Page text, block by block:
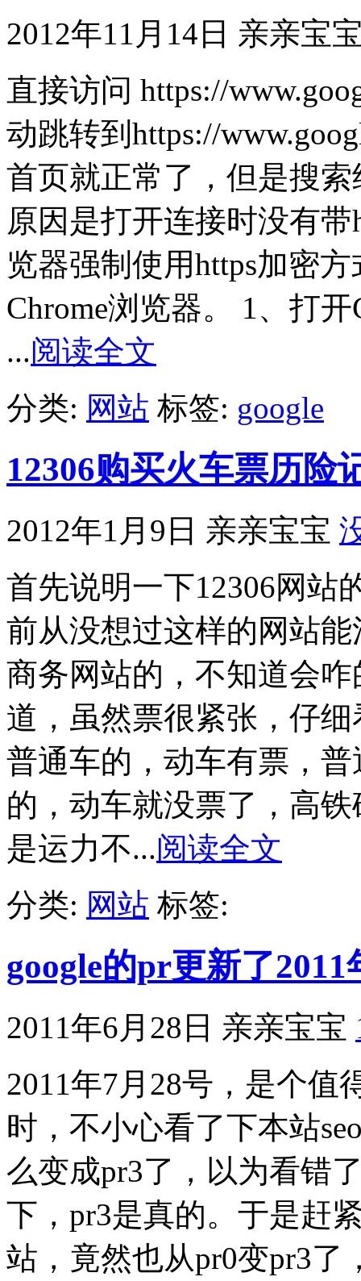
2012年11月14日 亲亲宝
直接访问 https://
动跳转到https://
首页就正常了，但是搜
原因是打开连接时没有
览器强制使用https加密
Chrome浏览器。 1、打
...阅读全文
分类: 网站 标签: google
12306购买火车票历险
2012年1月9日 亲亲宝宝
首先说明一下12306网站
前从没想过这样的网站
商务网站的，不知道会
道，虽然票很紧张，仔
普通车的，动车有票，
的，动车就没票了，高
是运力不...阅读全文
分类: 网站 标签:
google的pr更新了2011
2011年6月28日 亲亲宝宝
2011年7月28号，是个值
时，不小心看了下本站
么变成pr3了，以为看错
下，pr3是真的。于是赶
站，竟然也从pr0变pr3了